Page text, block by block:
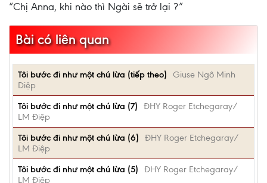
“Chị Anna, khi nào thì Ngài sẽ trở lại ?”
Bài có liên quan
Tôi bước đi như một chú lừa (tiếp theo)
Giuse Ngô Minh
Diệp
Tôi bước đi như một chú lừa (7)
ĐHY Roger Etchegaray/
LM Điệp
Tôi bước đi như một chú lừa (6)
ĐHY Roger Etchegaray/
LM Điệp
Tôi bước đi như một chú lừa (5)
ĐHY Roger Etchegaray/
LM Điệp